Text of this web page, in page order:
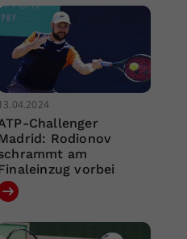
Challenger
Rodionov
am
vorbei